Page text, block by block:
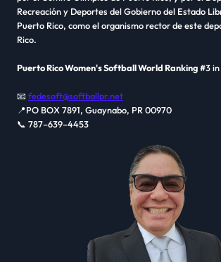
Recreación y Deportes del Gobierno del Estado
Puerto Rico, como el organismo rector de este
Rico.
Puerto Rico Women's Softball World Ranking#3
📧 fedesoft@softballpr.net
📍PO BOX 7891, Guaynabo, PR 00970
📞 787–639–4453